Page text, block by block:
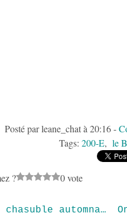
Posté par leane_chat à 20:16 -
Tags: 200-E, le
? 0 vote
Robe chasuble automnale.